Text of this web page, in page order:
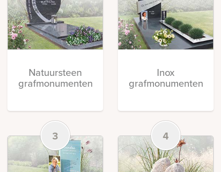
Natuursteen
grafmonumenten
Inox
grafmonumenten
3 4